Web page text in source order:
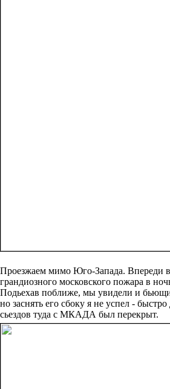
Проезжаем мимо Юго-Запада. Впереди
грандиозного московского пожара в
Подьехав поближе, мы увидели и
но заснять его сбоку я не успел -
сьездов туда с МКАДА был перекрыт.